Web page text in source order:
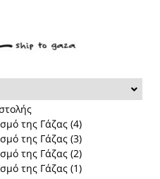
της Γάζας (4)
της Γάζας (3)
της Γάζας (2)
της Γάζας (1)